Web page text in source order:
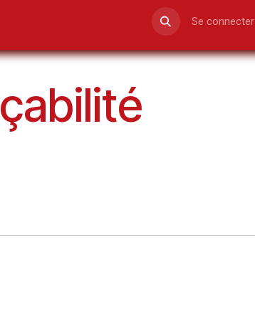
Espace membreSe connecter